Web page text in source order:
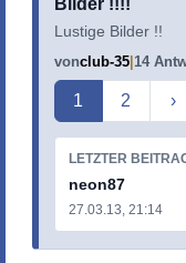
Lustige Bilder !!
vonclub-35 14
Aktuelle Seite
1 2 ›
LETZTER
neon87
27.03.13, 21:14